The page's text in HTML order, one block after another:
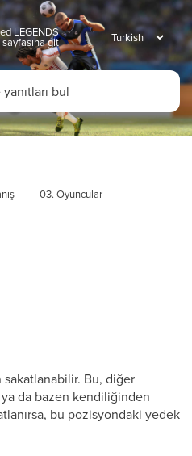
LEGENDS
sayfasına git
03. Oyuncular
sakatlanabilir. Bu, diğer
da bazen kendiliğinden
bu pozisyondaki yedek